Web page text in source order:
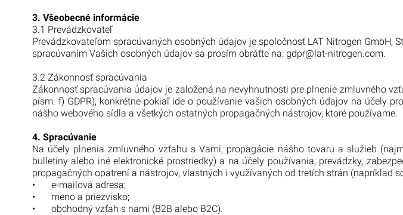
3. Všeobecné informácie
3.1 Prevádzkovateľ
Prevádzkovateľom spracúvaných osobných údajov je spoločnosť LAT Nitrogen GmbH,
spracúvaním Vašich osobných údajov sa prosím obráťte na: gdpr@lat-nitrogen.com.
3.2 Zákonnosť spracúvania
Zákonnosť spracúvania údajov je založená na nevyhnutnosti pre plnenie zmluvného
písm. f) GDPR), konkrétne pokiaľ ide o používanie vašich osobných údajov na účely
nášho webového sídla a všetkých ostatných propagačných nástrojov, ktoré používame.
4. Spracúvanie
Na účely plnenia zmluvného vzťahu s Vami, propagácie nášho tovaru a služieb
bulletiny alebo iné elektronické prostriedky) a na účely používania, prevádzky,
propagačných opatrení a nástrojov, vlastných i využívaných od tretích strán (napríklad
•
e-mailová adresa;
•
meno a priezvisko;
•
obchodný vzťah s nami (B2B alebo B2C).